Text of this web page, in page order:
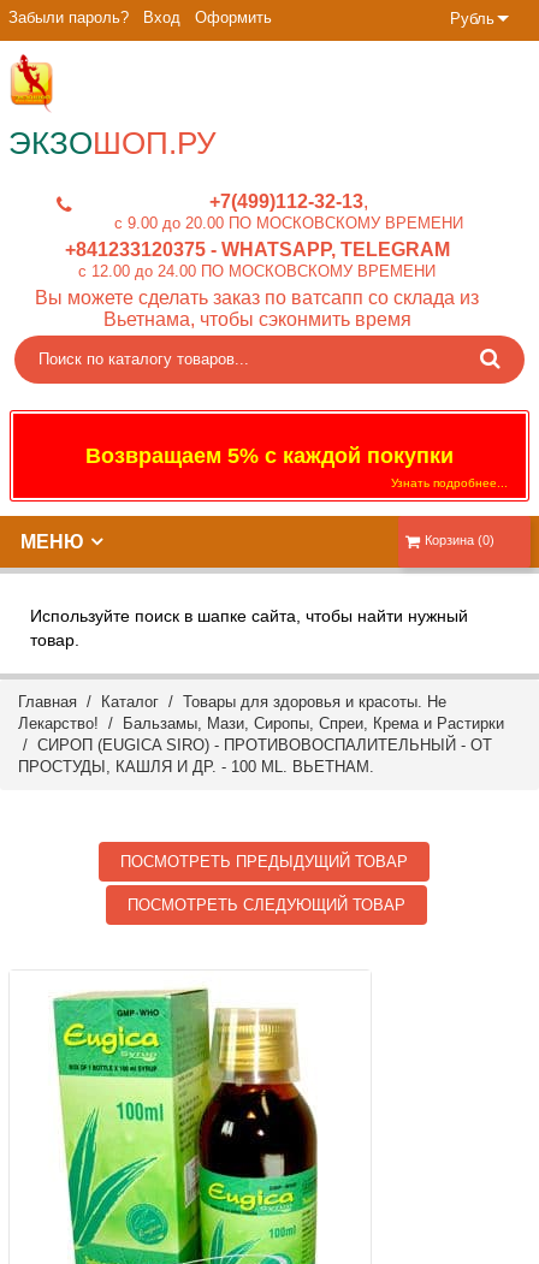
Рубль
Забыли пароль? Вход Оформить
ЭКЗОШОП.РУ
+7(499)112-32-13
c 9.00 до 20.00 ПО МОСКОВСКОМУ ВРЕМЕНИ
+841233120375- WHATSAPP, TELEGRAM
c 12.00 до 24.00 ПО МОСКОВСКОМУ ВРЕМЕНИ
Вы можете сделать заказ по ватсапп со склада из
Вьетнама, чтобы сэконмить время
Возвращаем 5% с каждой покупки
Узнать подробнее...
Корзина (0)
МЕНЮ
Используйте поиск в шапке сайта, чтобы найти нужный
товар.
Главная / Каталог / Товары для здоровья и красоты. Не
Лекарство! /
Бальзамы, Мази, Сиропы, Спреи, Крема и Растирки
/ СИРОП (EUGICA SIRO) - ПРОТИВОВОСПАЛИТЕЛЬНЫЙ - ОТ
ПРОСТУДЫ, КАШЛЯ И ДР. - 100 ML. ВЬЕТНАМ.
ПОСМОТРЕТЬ ПРЕДЫДУЩИЙ ТОВАР
ПОСМОТРЕТЬ СЛЕДУЮЩИЙ ТОВАР